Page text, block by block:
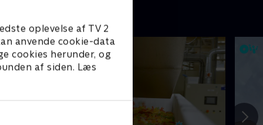
oplevelse af TV 2
anvende cookie-data
cookies herunder, og
af siden. Læs